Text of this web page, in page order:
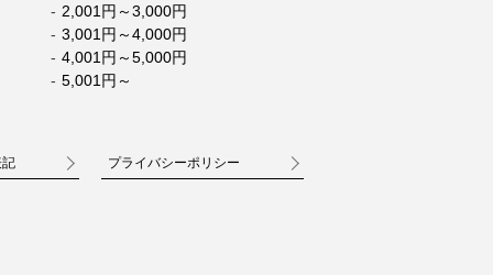
2,001円～3,000円
3,001円～4,000円
4,001円～5,000円
5,001円～
プライバシーポリシー